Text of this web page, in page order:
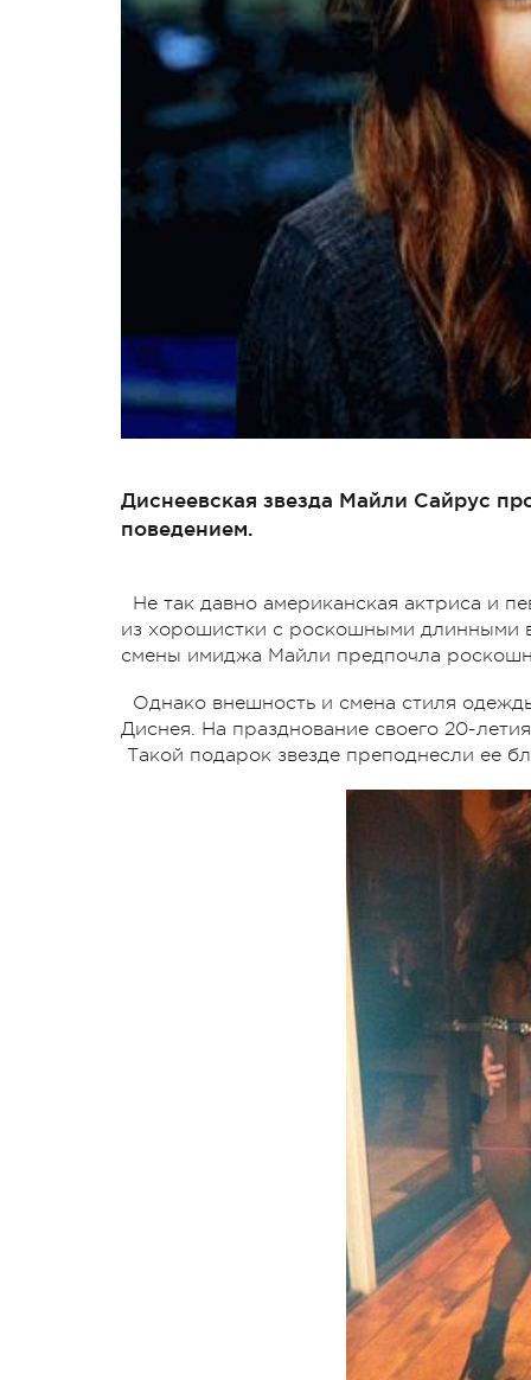
Диснеевская звезда Майли Сайрус
поведением.
Не так давно американская актриса и
из хорошистки с роскошными длинными
смены имиджа Майли предпочла
Однако внешность и смена стиля
Диснея. На празднование своего 20-
Такой подарок звезде преподнесли ее